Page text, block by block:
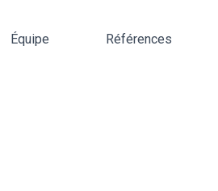
Équipe Références